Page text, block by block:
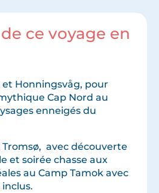
ce voyage en
et Honningsvåg, pour
Cap Nord au
enneigés du
Tromsø, avec découverte
et soirée chasse aux
au Camp Tamok avec